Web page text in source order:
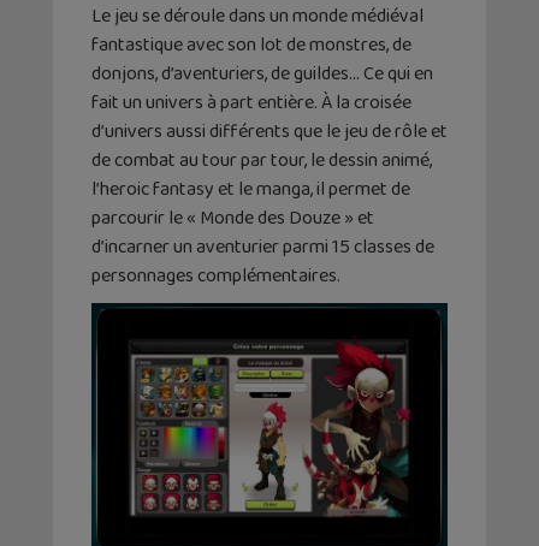
Le jeu se déroule dans un monde médiéval
fantastique avec son lot de monstres, de
donjons, d’aventuriers, de guildes… Ce qui en
fait un univers à part entière. À la croisée
d’univers aussi différents que le jeu de rôle et
de combat au tour par tour, le dessin animé,
l’heroic fantasy et le manga, il permet de
parcourir le « Monde des Douze » et
d’incarner un aventurier parmi 15 classes de
personnages complémentaires.